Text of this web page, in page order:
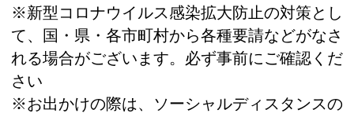
※新型コロナウイルス感染拡大防止の対策とし
て、国・県・各市町村から各種要請などがなさ
れる場合がございます。必ず事前にご確認くだ
さい
※お出かけの際は、ソーシャルディスタンスの